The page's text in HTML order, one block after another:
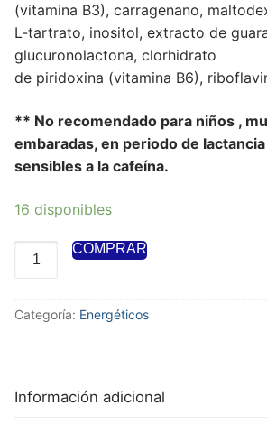
(vitamina B3), carragenano,
L-tartrato, inositol, extracto de
glucuronolactona, clorhidrato
de piridoxina (vitamina B6),
** No recomendado para niños ,
embaradas, en periodo de
sensibles a la cafeína.
16 disponibles
COMPRAR
Categoría: Energéticos
Información adicional